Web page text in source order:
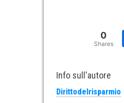
0
Shares
Info sull'autore
Dirittodelrisparmio